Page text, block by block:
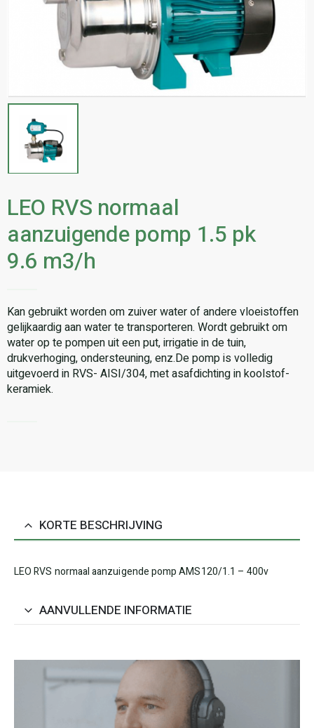
LEO RVS normaal
aanzuigende pomp 1.5 pk
9.6 m3/h
Kan gebruikt worden om zuiver water of andere vloeistoffen
gelijkaardig aan water te transporteren. Wordt gebruikt om
water op te pompen uit een put, irrigatie in de tuin,
drukverhoging, ondersteuning, enz.De pomp is volledig
uitgevoerd in RVS- AISI/304, met asafdichting in koolstof-
keramiek.
KORTE BESCHRIJVING
LEO RVS normaal aanzuigende pomp AMS120/1.1 – 400v
AANVULLENDE INFORMATIE